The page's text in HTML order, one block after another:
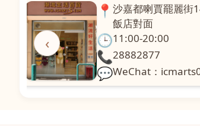
‹
📍澳門啤利喇街121
面
🕒11:00-20:00
📞28331971
💬WeChat：